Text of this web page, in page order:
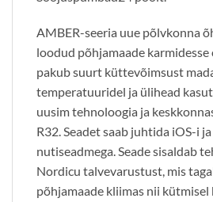
AMBER-seeria uue põlvkonna
loodud põhjamaade karmidesse
pakub suurt küttevõimsust
temperatuuridel ja ülihead
uusim tehnoloogia ja
R32. Seadet saab juhtida iOS-i
nutiseadmega. ​Seade sisaldab
Nordicu talvevarustust, mis
põhjamaade kliimas nii